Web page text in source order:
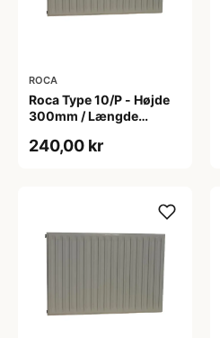
ROCA
Roca Type 10/P - Højde
300mm / Længde
240,00 kr